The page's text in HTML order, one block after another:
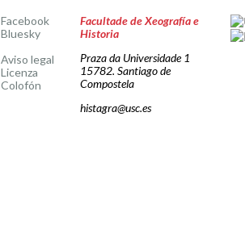
Facebook
Bluesky
Aviso legal
Licenza
Colofón
Facultade de Xeografía e
Historia
Praza da Universidade 1
15782. Santiago de
Compostela
histagra@usc.es